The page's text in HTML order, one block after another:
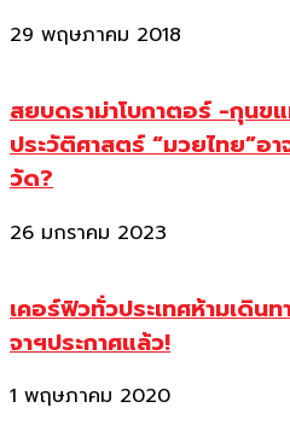
29 พฤษภาคม 2018
สยบดราม่าโบกาตอร์ -กุนข
ประวัติศาสตร์ “มวยไทย”อ
วัด?
26 มกราคม 2023
เคอร์ฟิวทั่วประเทศห้ามเดิน
จาฯประกาศแล้ว!
1 พฤษภาคม 2020